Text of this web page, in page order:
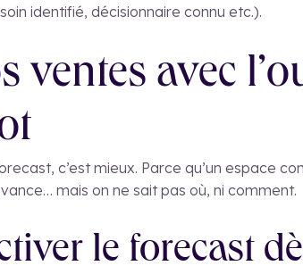
identifié, décisionnaire connu etc.).
ventes avec
c’est mieux. Parce qu’un espace
mais on ne sait pas où, ni comment.
le forecast